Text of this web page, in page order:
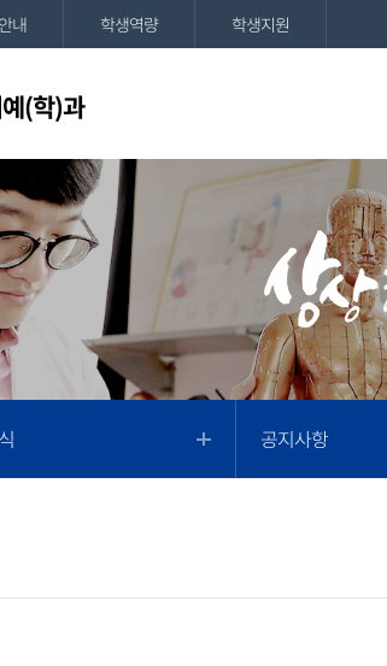
(학)과
내 학생역량 학생지원
공지사항